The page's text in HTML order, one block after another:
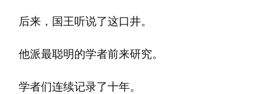
后来，国王听说了这口井。
他派最聪明的学者前来研究。
学者们连续记录了十年。